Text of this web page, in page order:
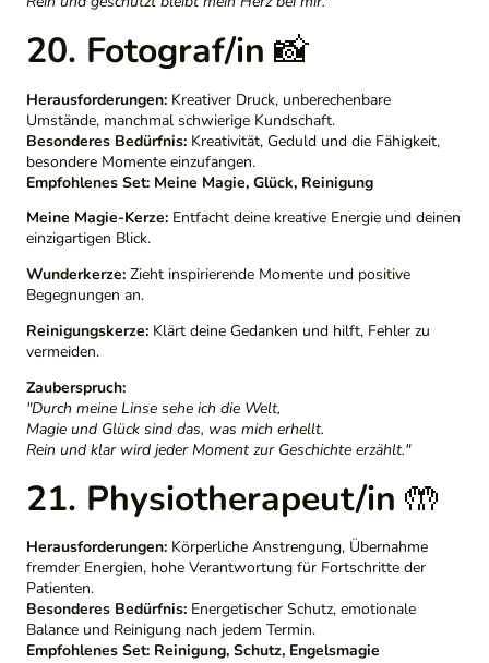
20. Fotograf/in 📸
Herausforderungen: Kreativer Druck, unberechenbare
Umstände, manchmal schwierige Kundschaft.
Besonderes Bedürfnis: Kreativität, Geduld und die Fähigkeit,
besondere Momente einzufangen.
Empfohlenes Set: Meine Magie, Glück, Reinigung
Meine Magie-Kerze: Entfacht deine kreative Energie und deinen
einzigartigen Blick.
Wunderkerze: Zieht inspirierende Momente und positive
Begegnungen an.
Reinigungskerze: Klärt deine Gedanken und hilft, Fehler zu
vermeiden.
Zauberspruch:
"Durch meine Linse sehe ich die Welt,
Magie und Glück sind das, was mich erhellt.
Rein und klar wird jeder Moment zur Geschichte erzählt."
21. Physiotherapeut/in 🤲
Herausforderungen: Körperliche Anstrengung, Übernahme
fremder Energien, hohe Verantwortung für Fortschritte der
Patienten.
Besonderes Bedürfnis: Energetischer Schutz, emotionale
Balance und Reinigung nach jedem Termin.
Empfohlenes Set: Reinigung, Schutz, Engelsmagie